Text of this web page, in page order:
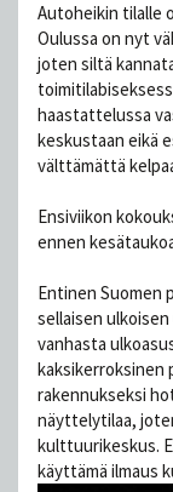
Autoheikin tilalle
Oulussa on nyt
joten siltä
haastattelussa
keskustaan eikä
välttämättä
Ensiviikon
ennen
Entinen Suomen
sellaisen
vanhasta
kaksikerroksinen
rakennukseksi
näyttelytilaa,
kulttuurikeskus.
käyttämä ilmaus